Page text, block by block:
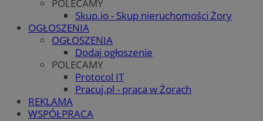
POLECAMY
Skup.io - Skup nieruchomości Żory
OGŁOSZENIA
OGŁOSZENIA
Dodaj ogłoszenie
POLECAMY
Protocol IT
Pracuj.pl - praca w Żorach
REKLAMA
WSPÓŁPRACA